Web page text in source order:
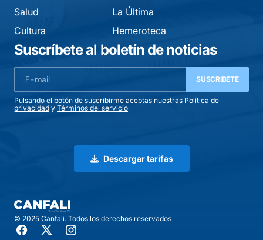
Salud
Cultura
La Última
Hemeroteca
Suscríbete al boletín de noticias
SUSCRIBETE
Pulsando el botón de suscribirme aceptas nuestras Política de
privacidad y Términos del servicio
Descargar tarifas
© 2025 Canfali. Todos los derechos reservados